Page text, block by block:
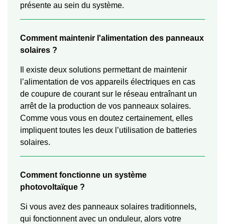
présente au sein du système.
Comment maintenir l'alimentation des panneaux
solaires ?
Il existe deux solutions permettant de maintenir
l’alimentation de vos appareils électriques en cas
de coupure de courant sur le réseau entraînant un
arrêt de la production de vos panneaux solaires.
Comme vous vous en doutez certainement, elles
impliquent toutes les deux l’utilisation de batteries
solaires.
Comment fonctionne un système
photovoltaïque ?
Si vous avez des panneaux solaires traditionnels,
qui fonctionnent avec un onduleur, alors votre